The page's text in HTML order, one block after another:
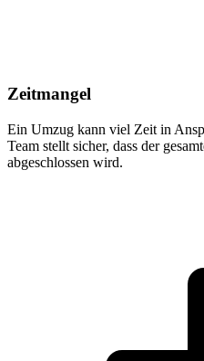
Zeitmangel
Ein Umzug kann viel Zeit in
Team stellt sicher, dass der
abgeschlossen wird.